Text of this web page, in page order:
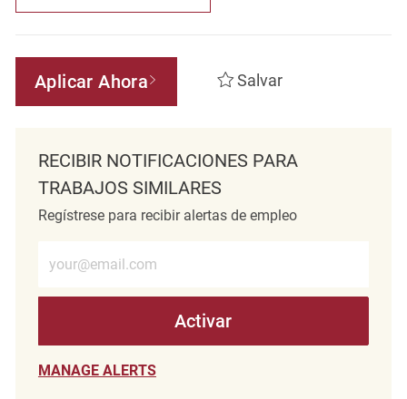
Aplicar Ahora Salvar
RECIBIR NOTIFICACIONES PARA
TRABAJOS SIMILARES
Regístrese para recibir alertas de empleo
Activar
MANAGE ALERTS